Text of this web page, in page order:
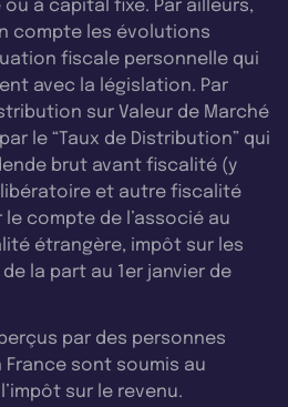
ou à capital fixe. Par ailleurs,
compte les évolutions
fiscale personnelle qui
avec la législation. Par
sur Valeur de Marché
le “Taux de Distribution” qui
brut avant fiscalité (y
et autre fiscalité
le compte de l’associé au
étrangère, impôt sur les
la part au 1er janvier de
par des personnes
sont soumis au
sur le revenu.